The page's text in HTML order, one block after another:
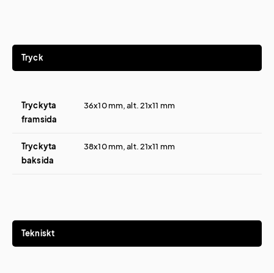
Tryck
Tryckyta
framsida
36x10 mm, alt. 21x11 mm
Tryckyta
baksida
38x10 mm, alt. 21x11 mm
Tekniskt